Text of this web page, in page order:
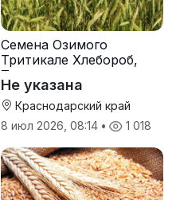
Семена Озимого
Тритикале Хлебороб,
Тихон
Не указана
Краснодарский край
8 июл 2026, 08:14 • 1 018